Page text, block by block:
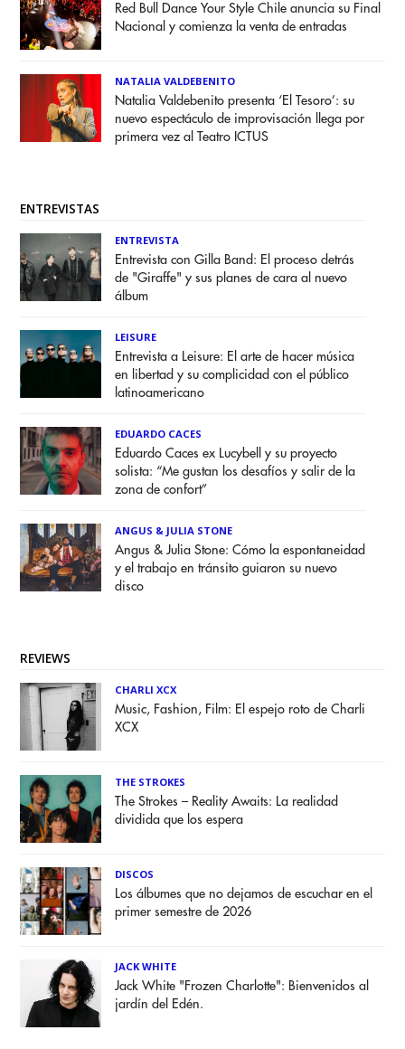
Red Bull Dance Your Style Chile anuncia su Final
Nacional y comienza la venta de entradas
NATALIA VALDEBENITO
Natalia Valdebenito presenta ‘El Tesoro’: su
nuevo espectáculo de improvisación llega por
primera vez al Teatro ICTUS
ENTREVISTAS
ENTREVISTA
Entrevista con Gilla Band: El proceso detrás
de "Giraffe" y sus planes de cara al nuevo
álbum
LEISURE
Entrevista a Leisure: El arte de hacer música
en libertad y su complicidad con el público
latinoamericano
EDUARDO CACES
Eduardo Caces ex Lucybell y su proyecto
solista: “Me gustan los desafíos y salir de la
zona de confort”
ANGUS & JULIA STONE
Angus & Julia Stone: Cómo la espontaneidad
y el trabajo en tránsito guiaron su nuevo
disco
REVIEWS
CHARLI XCX
Music, Fashion, Film: El espejo roto de Charli
XCX
THE STROKES
The Strokes – Reality Awaits: La realidad
dividida que los espera
DISCOS
Los álbumes que no dejamos de escuchar en el
primer semestre de 2026
JACK WHITE
Jack White "Frozen Charlotte": Bienvenidos al
jardín del Edén.